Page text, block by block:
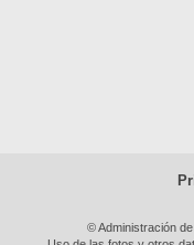
© Administración